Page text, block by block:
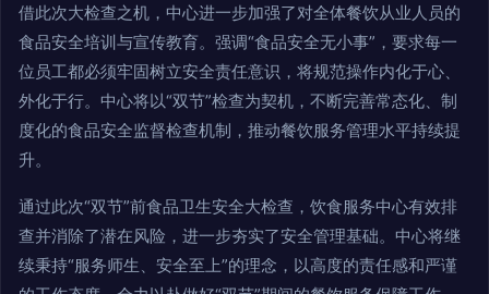
借此次大检查之机，中心进一步加强了对全体餐饮从业人员的
食品安全培训与宣传教育。强调“食品安全无小事”，要求每一
位员工都必须牢固树立安全责任意识，将规范操作内化于心、
外化于行。中心将以“双节”检查为契机，不断完善常态化、制
度化的食品安全监督检查机制，推动餐饮服务管理水平持续提
升。
通过此次“双节”前食品卫生安全大检查，饮食服务中心有效排
查并消除了潜在风险，进一步夯实了安全管理基础。中心将继
续秉持“服务师生、安全至上”的理念，以高度的责任感和严谨